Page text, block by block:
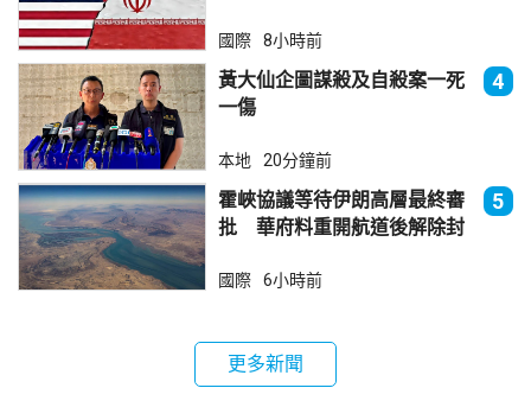
國際 8小時前
黃大仙企圖謀殺及自殺案一死
一傷
4
本地 20分鐘前
霍峽協議等待伊朗高層最終審
批 華府料重開航道後解除封
5
國際 6小時前
更多新聞